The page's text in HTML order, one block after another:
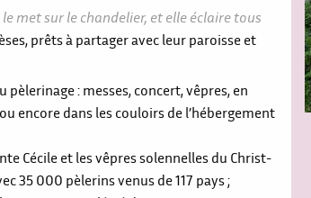
met sur le chandelier, et elle éclaire tous
prêts à partager avec leur paroisse et
: messes, concert, vêpres, en
encore dans les couloirs de l’hébergement
Cécile et les vêpres solennelles du Christ-
35 000 pèlerins venus de 117 pays ;